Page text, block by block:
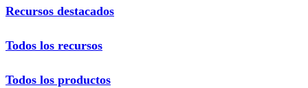
Recursos destacados
Todos los recursos
Todos los productos